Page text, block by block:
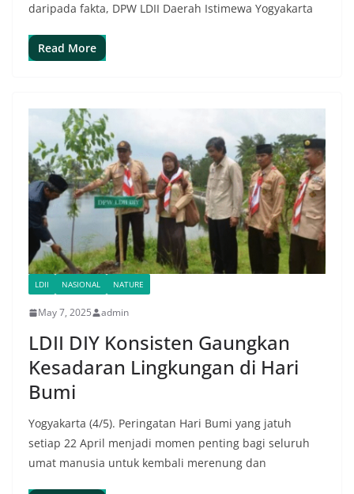
daripada fakta, DPW LDII Daerah Istimewa Yogyakarta
Read More
LDII NASIONAL NATURE
May 7, 2025 admin
LDII DIY Konsisten Gaungkan
Kesadaran Lingkungan di Hari
Bumi
Yogyakarta (4/5). Peringatan Hari Bumi yang jatuh
setiap 22 April menjadi momen penting bagi seluruh
umat manusia untuk kembali merenung dan